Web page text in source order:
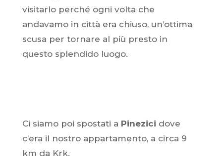
visitarlo perché ogni volta che
andavamo in città era chiuso, un’ottima
scusa per tornare al più presto in
questo splendido luogo.
Ci siamo poi spostati a Pinezici dove
c’era il nostro appartamento, a circa 9
km da Krk.